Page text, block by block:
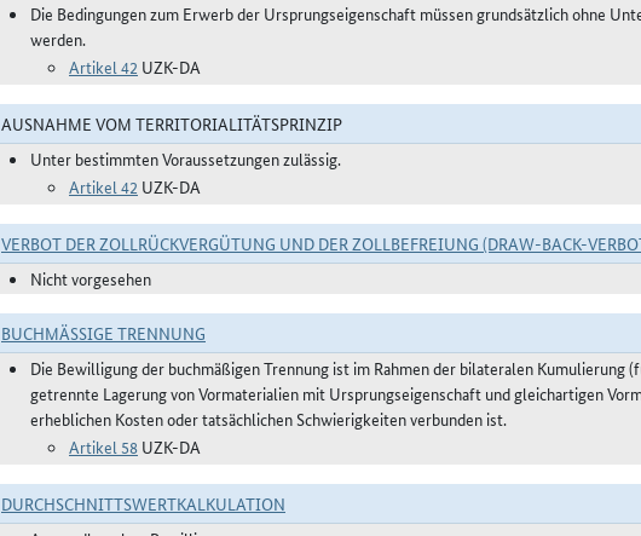
Die Bedingungen zum Erwerb der Ursprungseigenschaft müssen grundsätzlich ohne
werden.
Artikel 42 UZK-DA
AUSNAHME VOM TERRITORIALITÄTSPRINZIP
Unter bestimmten Voraussetzungen zulässig.
Artikel 42 UZK-DA
VERBOT DER ZOLLRÜCKVERGÜTUNG UND DER ZOLLBEFREIUNG (DRAW-BACK-
Nicht vorgesehen
BUCHMÄSSIGE TRENNUNG
Die Bewilligung der buchmäßigen Trennung ist im Rahmen der bilateralen Kumulierung
getrennte Lagerung von Vormaterialien mit Ursprungseigenschaft und gleichartigen
erheblichen Kosten oder tatsächlichen Schwierigkeiten verbunden ist.
Artikel 58 UZK-DA
DURCHSCHNITTSWERTKALKULATION